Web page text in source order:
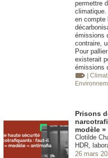
permettre
en compte
émissions
contraire,
Pour
existerait
émissions
| Climat
Prisons
modèle
Clotilde
HDR,
26 mars